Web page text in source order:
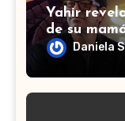
Yahir
de su
soy, que
Daniela